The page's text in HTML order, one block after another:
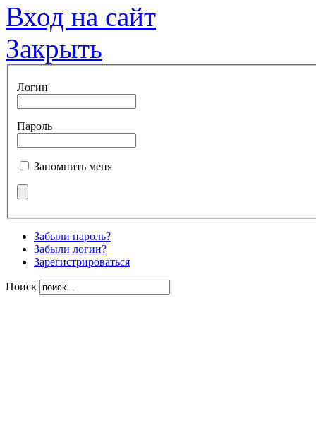
Вход на сайт
Закрыть
Логин
Пароль
Запомнить меня
Забыли пароль?
Забыли логин?
Зарегистрироваться
Поиск